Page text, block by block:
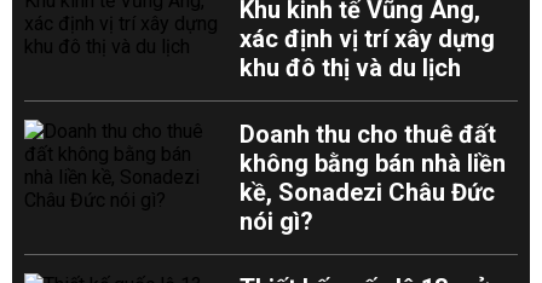
Khu kinh tế Vũng Áng,
xác định vị trí xây dựng
khu đô thị và du lịch
Doanh thu cho thuê đất
không bằng bán nhà liền
kề, Sonadezi Châu Đức
nói gì?